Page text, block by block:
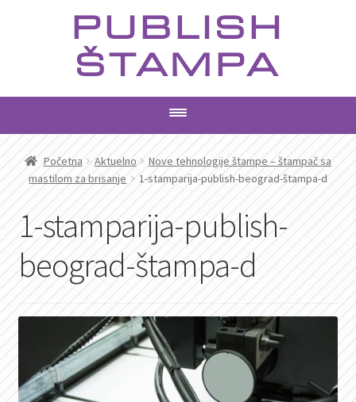
PUBLISH
ŠTAMPA
PROIZVODI
USLUGE
AKTUELNO
KONTAKT
PRETRAGA
Početna Aktuelno
Nove tehnologije štampe – štampač sa
mastilom za brisanje
1-stamparija-publish-beograd-štampa-d
1-stamparija-publish-
beograd-štampa-d